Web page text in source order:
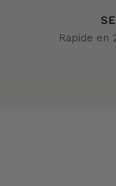
Rapide en